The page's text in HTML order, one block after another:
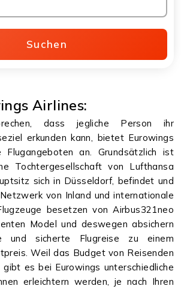
Suchen
Airlines:
dass jegliche Person ihr
erkunden kann, bietet Eurowings
Flugangeboten an. Grundsätzlich ist
Tochtergesellschaft von Lufthansa
sich in Düsseldorf, befindet und
von Inland und internationale
besetzen von Airbus321neo
Model und deswegen absichern
und sicherte Flugreise zu einem
Weil das Budget von Reisenden
gibt es bei Eurowings unterschiedliche
erleichtern werden, je nach Ihren